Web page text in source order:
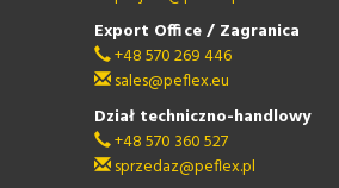
Export Office / Zagranica
+48 570 269 446
sales@peflex.eu
Dział techniczno-handlowy
+48 570 360 527
sprzedaz@peflex.pl